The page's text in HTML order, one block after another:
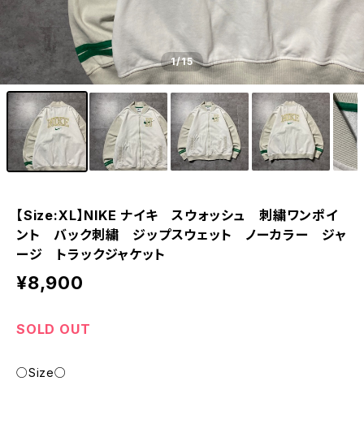
1/15
【Size:XL】NIKE ナイキ スウォッシュ 刺繍ワンポイ
ント バック刺繍 ジップスウェット ノーカラー ジャ
ージ トラックジャケット
¥8,900
SOLD OUT
○Size○